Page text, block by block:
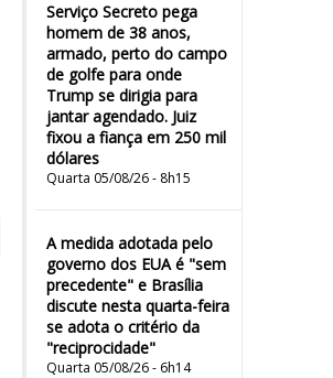
Serviço Secreto pega
homem de 38 anos,
armado, perto do campo
de golfe para onde
Trump se dirigia para
jantar agendado. Juiz
fixou a fiança em 250 mil
dólares
Quarta 05/08/26 - 8h15
A medida adotada pelo
governo dos EUA é "sem
precedente" e Brasília
discute nesta quarta-feira
se adota o critério da
"reciprocidade"
Quarta 05/08/26 - 6h14